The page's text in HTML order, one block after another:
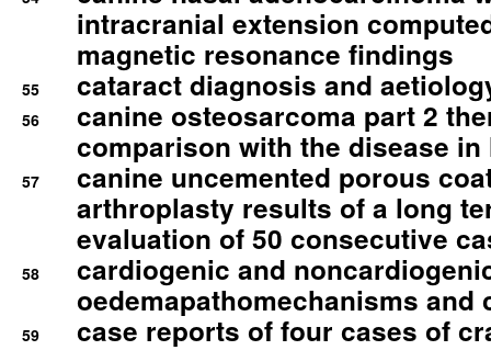
intracranial extension
magnetic resonance findings
55 cataract diagnosis and
56
canine osteosarcoma part 2
comparison with the disease in
57
canine uncemented porous
arthroplasty results of a long
evaluation of 50 consecutive
58
cardiogenic and
oedemapathomechanisms and
59
case reports of four cases of